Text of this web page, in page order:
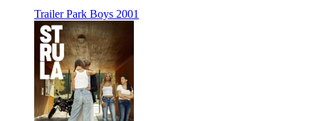
Trailer Park Boys 2001